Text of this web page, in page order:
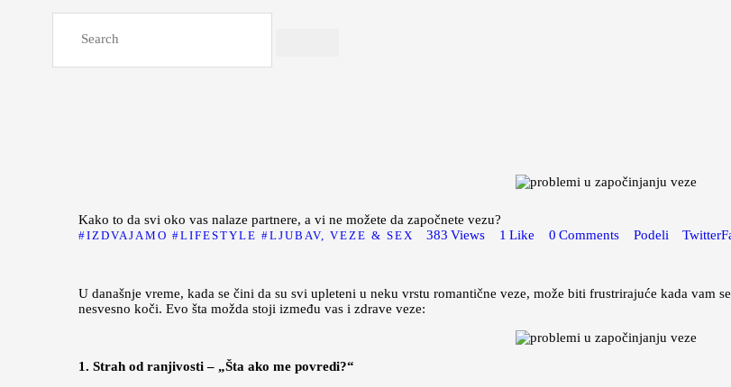
Kako to da svi oko vas nalaze partnere, a vi ne možete da započnete vezu?
IZDVAJAMO LIFESTYLE LJUBAV, VEZE & SEX 383 Views 1 Like 0 Comments Podeli Twitter
U današnje vreme, kada se čini da su svi upleteni u neku vrstu romantične veze, može biti frustrirajuće kada vam
nesvesno koči. Evo šta možda stoji između vas i zdrave veze:
1. Strah od ranjivosti – „Šta ako me povredi?“